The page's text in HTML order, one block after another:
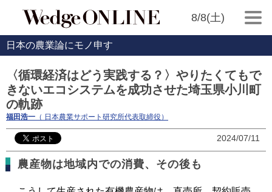
8/8(土)
日本の農業論にモノ申す
〈循環経済はどう実践する？〉やりたくてもで
きないエコシステムを成功させた埼玉県小川町
の軌跡
福田浩一 （ 日本農業サポート研究所代表取締役）
2024/07/11
農産物は地域内での消費、その後も